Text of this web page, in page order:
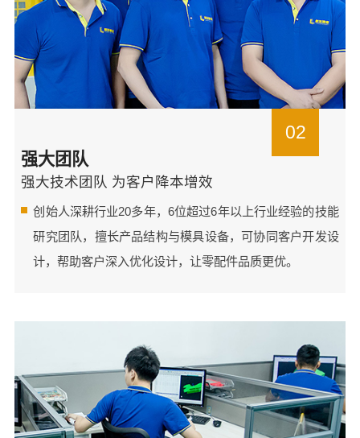
02
强大团队
强大技术团队 为客户降本增效
创始人深耕行业20多年，6位超过6年以上行业经验的技能
研究团队，擅长产品结构与模具设备，可协同客户开发设
计，帮助客户深入优化设计，让零配件品质更优。